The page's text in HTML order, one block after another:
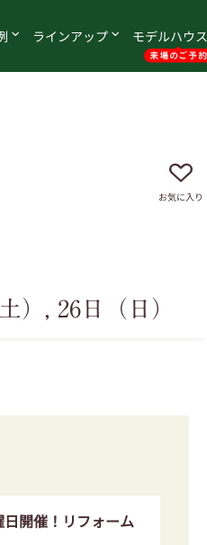
ラインアップ モデルハウス
お気に入り
）, 26日（日）
開催！リフォーム